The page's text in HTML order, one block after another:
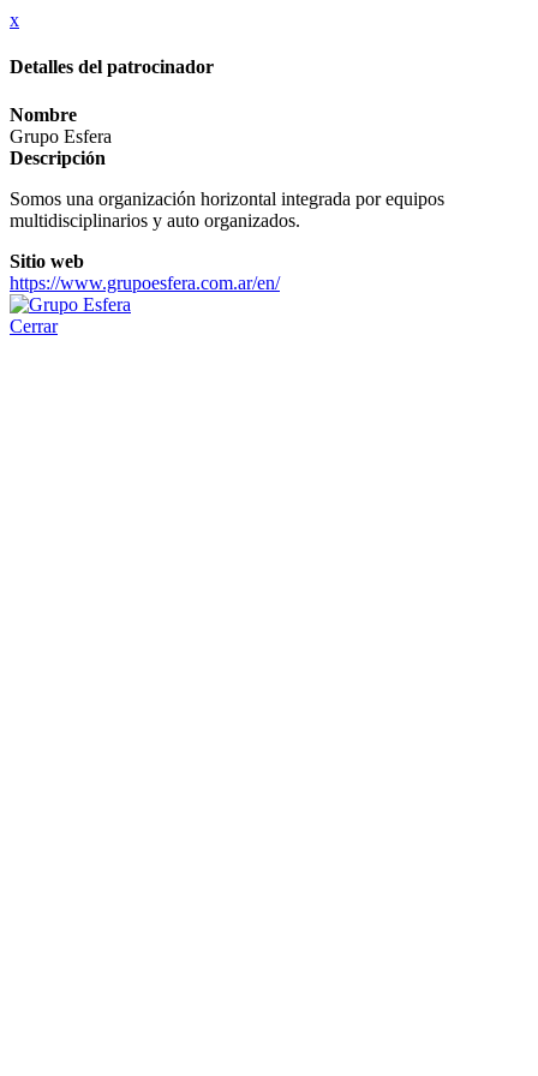
x
Detalles del patrocinador
Nombre
Grupo Esfera
Descripción
Somos una organización horizontal integrada por equipos
multidisciplinarios y auto organizados.
Sitio web
https://www.grupoesfera.com.ar/en/
Cerrar